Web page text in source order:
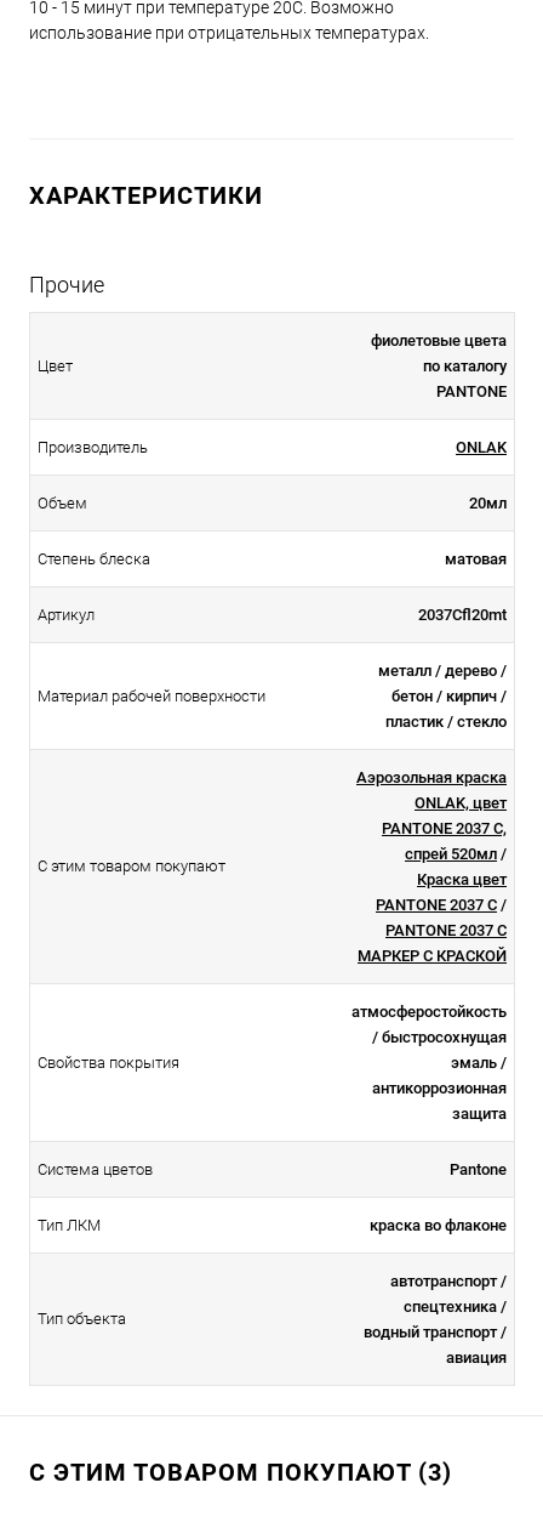
10 - 15 минут при температуре 20С. Возможно
использование при отрицательных температурах.
ХАРАКТЕРИСТИКИ
Прочие
Цвет
фиолетовые цвета
по каталогу
PANTONE
Производитель ONLAK
Объем 20мл
Степень блеска матовая
Артикул 2037Cfl20mt
Материал рабочей поверхности
металл / дерево /
бетон / кирпич /
пластик / стекло
С этим товаром покупают
Аэрозольная краска
ONLAK, цвет
PANTONE 2037 C,
спрей 520мл /
Краска цвет
PANTONE 2037 C /
PANTONE 2037 C
МАРКЕР С КРАСКОЙ
Свойства покрытия
атмосферостойкоcть
/ быстросохнущая
эмаль /
антикоррозионная
защита
Система цветов Pantone
Тип ЛКМ краска во флаконе
Тип объекта
автотранспорт /
спецтехника /
водный транспорт /
авиация
С ЭТИМ ТОВАРОМ ПОКУПАЮТ (3)